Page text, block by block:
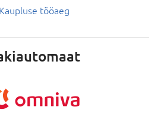
Kaupluse tööaeg